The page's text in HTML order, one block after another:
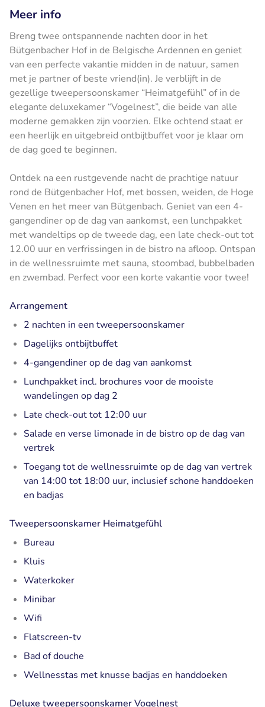
Meer info
Breng twee ontspannende nachten door in het
Bütgenbacher Hof in de Belgische Ardennen en geniet
van een perfecte vakantie midden in de natuur, samen
met je partner of beste vriend(in). Je verblijft in de
gezellige tweepersoonskamer “Heimatgefühl” of in de
elegante deluxekamer “Vogelnest”, die beide van alle
moderne gemakken zijn voorzien. Elke ochtend staat er
een heerlijk en uitgebreid ontbijtbuffet voor je klaar om
de dag goed te beginnen.
Ontdek na een rustgevende nacht de prachtige natuur
rond de Bütgenbacher Hof, met bossen, weiden, de Hoge
Venen en het meer van Bütgenbach. Geniet van een 4-
gangendiner op de dag van aankomst, een lunchpakket
met wandeltips op de tweede dag, een late check-out tot
12.00 uur en verfrissingen in de bistro na afloop. Ontspan
in de wellnessruimte met sauna, stoombad, bubbelbaden
en zwembad. Perfect voor een korte vakantie voor twee!
Arrangement
2 nachten in een tweepersoonskamer
Dagelijks ontbijtbuffet
4-gangendiner op de dag van aankomst
Lunchpakket incl. brochures voor de mooiste
wandelingen op dag 2
Late check-out tot 12:00 uur
Salade en verse limonade in de bistro op de dag van
vertrek
Toegang tot de wellnessruimte op de dag van vertrek
van 14:00 tot 18:00 uur, inclusief schone handdoeken
en badjas
Tweepersoonskamer Heimatgefühl
Bureau
Kluis
Waterkoker
Minibar
Wifi
Flatscreen-tv
Bad of douche
Wellnesstas met knusse badjas en handdoeken
Deluxe tweepersoonskamer Vogelnest